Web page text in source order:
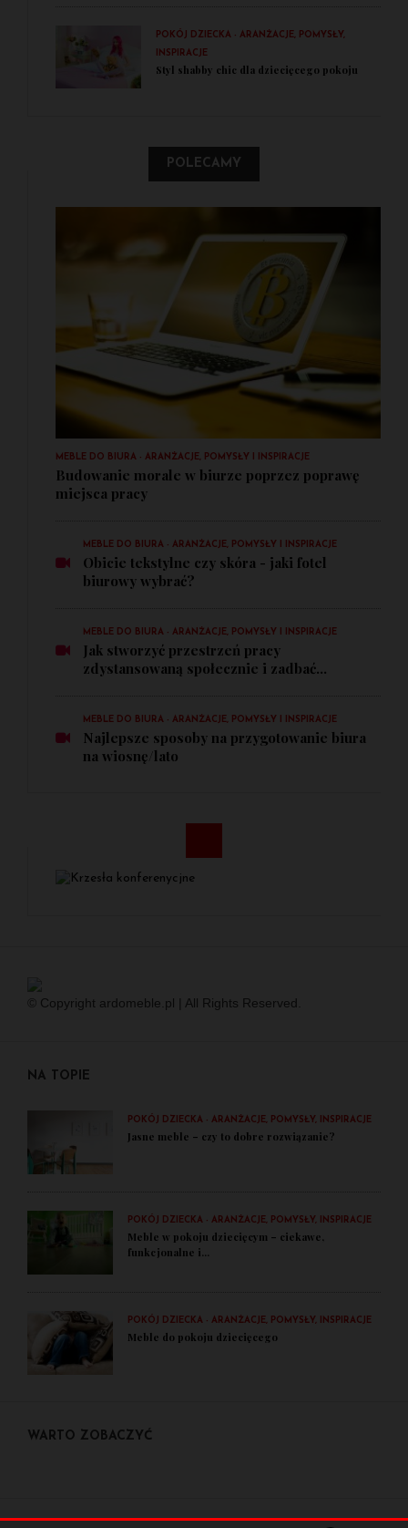
POKÓJ DZIECKA - ARANŻACJE, POMYSŁY,
INSPIRACJE
Styl shabby chic dla dziecięcego pokoju
POLECAMY
MEBLE DO BIURA - ARANŻACJE, POMYSŁY I INSPIRACJE
Budowanie morale w biurze poprzez poprawę
miejsca pracy
MEBLE DO BIURA - ARANŻACJE, POMYSŁY I INSPIRACJE
Obicie tekstylne czy skóra - jaki fotel
biurowy wybrać?
MEBLE DO BIURA - ARANŻACJE, POMYSŁY I INSPIRACJE
Jak stworzyć przestrzeń pracy
zdystansowaną społecznie i zadbać...
MEBLE DO BIURA - ARANŻACJE, POMYSŁY I INSPIRACJE
Najlepsze sposoby na przygotowanie biura
na wiosnę/lato
© Copyright ardomeble.pl | All Rights Reserved.
NA TOPIE
POKÓJ DZIECKA - ARANŻACJE, POMYSŁY, INSPIRACJE
Jasne meble – czy to dobre rozwiązanie?
POKÓJ DZIECKA - ARANŻACJE, POMYSŁY, INSPIRACJE
Meble w pokoju dziecięcym – ciekawe,
funkcjonalne i...
POKÓJ DZIECKA - ARANŻACJE, POMYSŁY, INSPIRACJE
Meble do pokoju dziecięcego
WARTO ZOBACZYĆ